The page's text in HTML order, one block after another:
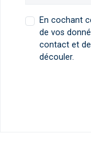
En cochant
de vos
contact et
découler.